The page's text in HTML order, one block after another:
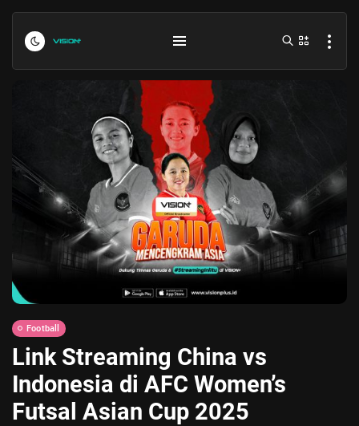
Indonesia vs Kamboja Hari Ini...
July 27, 2026 4 Min
Jadwal ASEAN Hyundai Cup 2026...
Football
Link Streaming China vs
Indonesia di AFC Women’s
Futsal Asian Cup 2025